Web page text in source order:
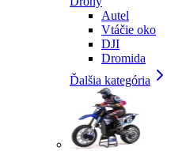
Autel
Vtáčie oko
DJI
Dromida
Ďalšia kategória